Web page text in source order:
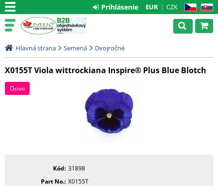
CZ SK
EUR CZK
Prihlásenie
Hlavná strana Semená Dvojročné
X0155T Viola wittrockiana Inspire® Plus Blue Blotch
Osivo
Kód 31898
Part No. X0155T